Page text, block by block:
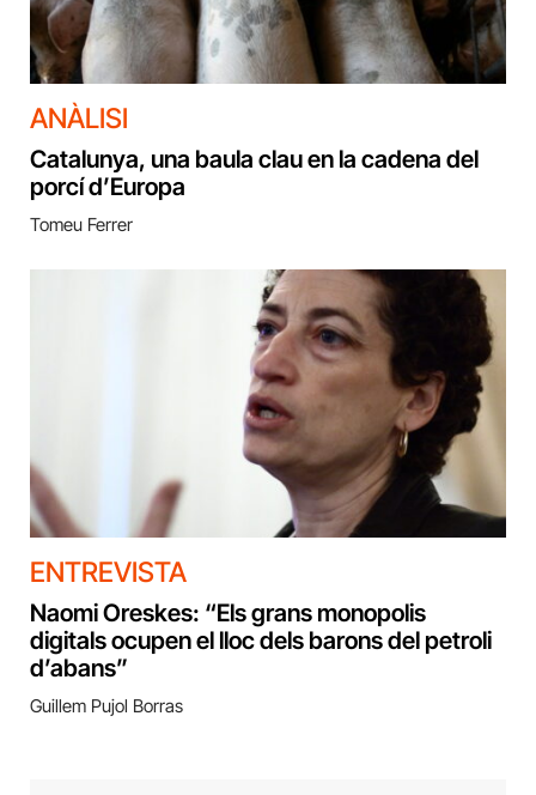
ANÀLISI
Catalunya, una baula clau en la cadena del
porcí d’Europa
Tomeu Ferrer
ENTREVISTA
Naomi Oreskes: “Els grans monopolis
digitals ocupen el lloc dels barons del petroli
d’abans”
Guillem Pujol Borras